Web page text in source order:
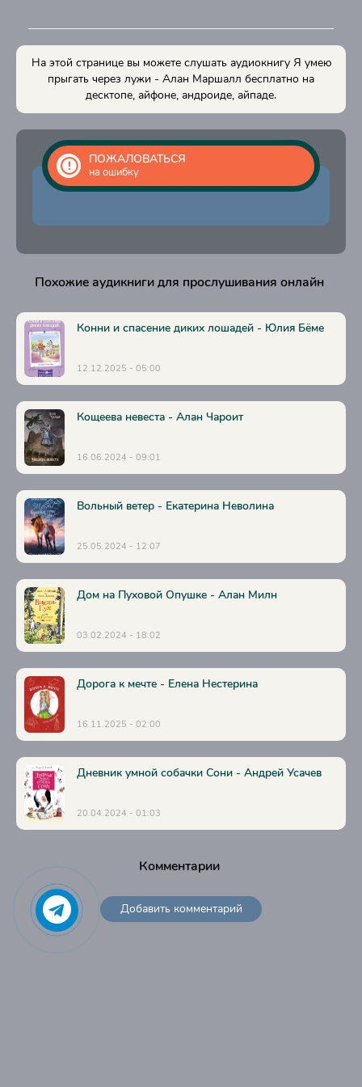
На этой странице вы можете слушать аудиокнигу Я умею
прыгать через лужи - Алан Маршалл бесплатно на
десктопе, айфоне, андроиде, айпаде.
ПОЖАЛОВАТЬСЯ
на ошибку
Похожие аудикниги для прослушивания онлайн
Конни и спасение диких лошадей - Юлия Бёме
12.12.2025 - 05:00
Кощеева невеста - Алан Чароит
16.06.2024 - 09:01
Вольный ветер - Екатерина Неволина
25.05.2024 - 12:07
Дом на Пуховой Опушке - Алан Милн
03.02.2024 - 18:02
Дорога к мечте - Елена Нестерина
16.11.2025 - 02:00
Дневник умной собачки Сони - Андрей Усачев
20.04.2024 - 01:03
Комментарии
Добавить комментарий